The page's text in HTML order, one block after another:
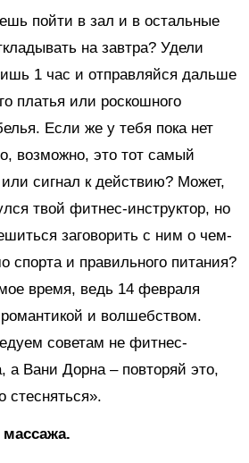
пойти в зал и в остальные
на завтра? Удели
1 час и отправляйся дальше
платья или роскошного
Если же у тебя пока нет
возможно, это тот самый
сигнал к действию? Может,
твой фитнес-инструктор, но
заговорить с ним о чем-
спорта и правильного питания?
время, ведь 14 февраля
романтикой и волшебством.
советам не фитнес-
а Вани Дорна – повторяй это,
стесняться».